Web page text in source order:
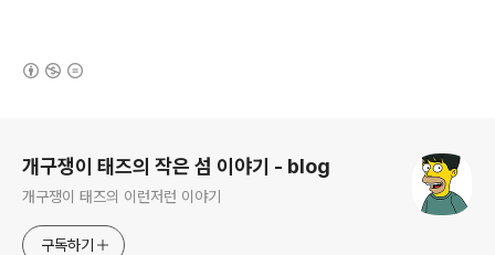
개구쟁이 태즈의 작은 섬 이야기 - blog
개구쟁이 태즈의 이런저런 이야기
구독하기